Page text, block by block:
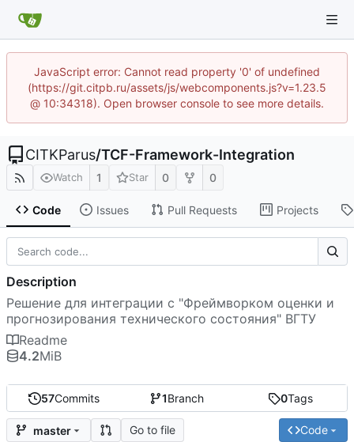
JavaScript error: Cannot read property '0' of undefined
(https://git.citpb.ru/assets/js/webcomponents.js?v=1.23.5
@ 10:34318). Open browser console to see more details.
CITKParus/TCF-Framework-Integration
Watch 1 Star 0 0
Code Issues Pull Requests Projects
57Commits 1Branch 0Tags
master Go to file Code
Description
Решение для интеграции с "Фреймворком оценки и
прогнозирования технического состояния" ВГТУ
Readme
4.2MiB